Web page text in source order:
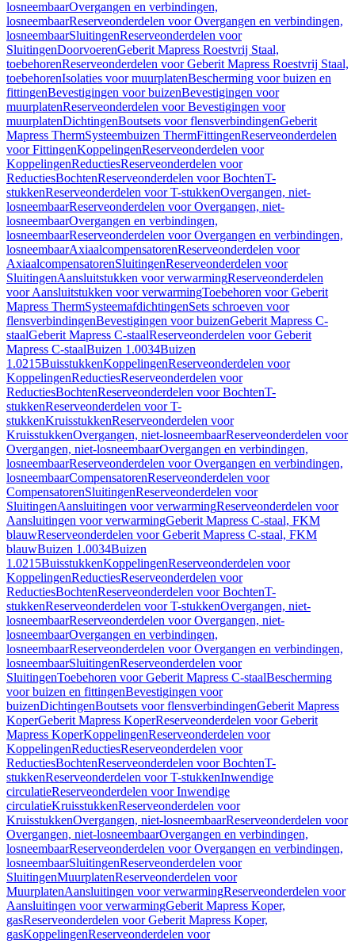
losneembaarOvergangen en verbindingen,
losneembaarReserveonderdelen voor Overgangen en verbindingen,
losneembaarSluitingenReserveonderdelen voor
SluitingenDoorvoerenGeberit Mapress Roestvrij Staal,
toebehorenReserveonderdelen voor Geberit Mapress Roestvrij Staal,
toebehorenIsolaties voor muurplatenBescherming voor buizen en
fittingenBevestigingen voor buizenBevestigingen voor
muurplatenReserveonderdelen voor Bevestigingen voor
muurplatenDichtingenBoutsets voor flensverbindingenGeberit
Mapress ThermSysteembuizen ThermFittingenReserveonderdelen
voor FittingenKoppelingenReserveonderdelen voor
KoppelingenReductiesReserveonderdelen voor
ReductiesBochtenReserveonderdelen voor BochtenT-
stukkenReserveonderdelen voor T-stukkenOvergangen, niet-
losneembaarReserveonderdelen voor Overgangen, niet-
losneembaarOvergangen en verbindingen,
losneembaarReserveonderdelen voor Overgangen en verbindingen,
losneembaarAxiaalcompensatorenReserveonderdelen voor
AxiaalcompensatorenSluitingenReserveonderdelen voor
SluitingenAansluitstukken voor verwarmingReserveonderdelen
voor Aansluitstukken voor verwarmingToebehoren voor Geberit
Mapress ThermSysteemafdichtingenSets schroeven voor
flensverbindingenBevestigingen voor buizenGeberit Mapress C-
staalGeberit Mapress C-staalReserveonderdelen voor Geberit
Mapress C-staalBuizen 1.0034Buizen
1.0215BuisstukkenKoppelingenReserveonderdelen voor
KoppelingenReductiesReserveonderdelen voor
ReductiesBochtenReserveonderdelen voor BochtenT-
stukkenReserveonderdelen voor T-
stukkenKruisstukkenReserveonderdelen voor
KruisstukkenOvergangen, niet-losneembaarReserveonderdelen voor
Overgangen, niet-losneembaarOvergangen en verbindingen,
losneembaarReserveonderdelen voor Overgangen en verbindingen,
losneembaarCompensatorenReserveonderdelen voor
CompensatorenSluitingenReserveonderdelen voor
SluitingenAansluitingen voor verwarmingReserveonderdelen voor
Aansluitingen voor verwarmingGeberit Mapress C-staal, FKM
blauwReserveonderdelen voor Geberit Mapress C-staal, FKM
blauwBuizen 1.0034Buizen
1.0215BuisstukkenKoppelingenReserveonderdelen voor
KoppelingenReductiesReserveonderdelen voor
ReductiesBochtenReserveonderdelen voor BochtenT-
stukkenReserveonderdelen voor T-stukkenOvergangen, niet-
losneembaarReserveonderdelen voor Overgangen, niet-
losneembaarOvergangen en verbindingen,
losneembaarReserveonderdelen voor Overgangen en verbindingen,
losneembaarSluitingenReserveonderdelen voor
SluitingenToebehoren voor Geberit Mapress C-staalBescherming
voor buizen en fittingenBevestigingen voor
buizenDichtingenBoutsets voor flensverbindingenGeberit Mapress
KoperGeberit Mapress KoperReserveonderdelen voor Geberit
Mapress KoperKoppelingenReserveonderdelen voor
KoppelingenReductiesReserveonderdelen voor
ReductiesBochtenReserveonderdelen voor BochtenT-
stukkenReserveonderdelen voor T-stukkenInwendige
circulatieReserveonderdelen voor Inwendige
circulatieKruisstukkenReserveonderdelen voor
KruisstukkenOvergangen, niet-losneembaarReserveonderdelen voor
Overgangen, niet-losneembaarOvergangen en verbindingen,
losneembaarReserveonderdelen voor Overgangen en verbindingen,
losneembaarSluitingenReserveonderdelen voor
SluitingenMuurplatenReserveonderdelen voor
MuurplatenAansluitingen voor verwarmingReserveonderdelen voor
Aansluitingen voor verwarmingGeberit Mapress Koper,
gasReserveonderdelen voor Geberit Mapress Koper,
gasKoppelingenReserveonderdelen voor